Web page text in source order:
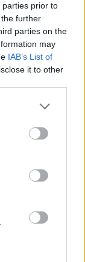
parties prior to
further
parties on the
may
IAB’s List of
it to other
a été oublié
tardivement".